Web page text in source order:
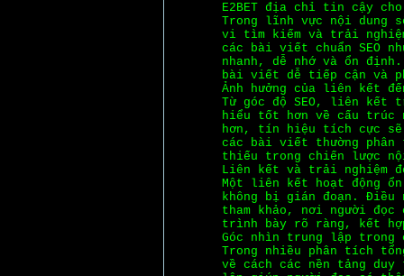
E2BET địa chỉ tin cậy
Trong lĩnh vực nội dung
vi tìm kiếm và trải nghiệm
các bài viết chuẩn SEO
nhanh, dễ nhớ và ổn
bài viết dễ tiếp cận và
Ảnh hưởng của liên kết
Từ góc độ SEO, liên kết
hiểu tốt hơn về cấu trúc
hơn, tín hiệu tích cực sẽ
các bài viết thường
thiếu trong chiến lược
Liên kết và trải nghiệm
Một liên kết hoạt động
không bị gián đoạn.
tham khảo, nơi người
trình bày rõ ràng, kết
Góc nhìn trung lập trong
Trong nhiều phân tích
về cách các nền tảng